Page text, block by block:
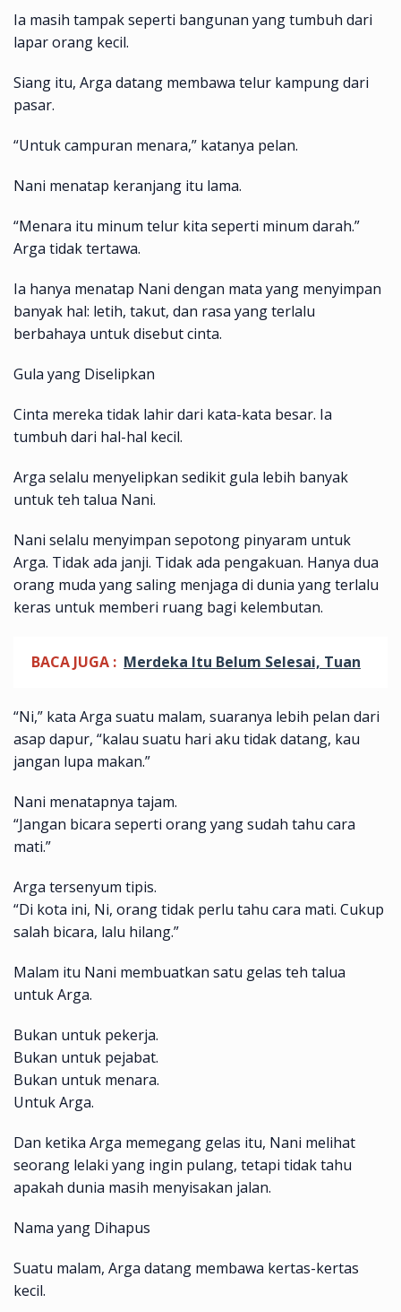
Ia masih tampak seperti bangunan yang tumbuh dari
lapar orang kecil.
Siang itu, Arga datang membawa telur kampung dari
pasar.
“Untuk campuran menara,” katanya pelan.
Nani menatap keranjang itu lama.
“Menara itu minum telur kita seperti minum darah.”
Arga tidak tertawa.
Ia hanya menatap Nani dengan mata yang menyimpan
banyak hal: letih, takut, dan rasa yang terlalu
berbahaya untuk disebut cinta.
Gula yang Diselipkan
Cinta mereka tidak lahir dari kata-kata besar. Ia
tumbuh dari hal-hal kecil.
Arga selalu menyelipkan sedikit gula lebih banyak
untuk teh talua Nani.
Nani selalu menyimpan sepotong pinyaram untuk
Arga. Tidak ada janji. Tidak ada pengakuan. Hanya dua
orang muda yang saling menjaga di dunia yang terlalu
keras untuk memberi ruang bagi kelembutan.
BACA JUGA : Merdeka Itu Belum Selesai, Tuan
“Ni,” kata Arga suatu malam, suaranya lebih pelan dari
asap dapur, “kalau suatu hari aku tidak datang, kau
jangan lupa makan.”
Nani menatapnya tajam.
“Jangan bicara seperti orang yang sudah tahu cara
mati.”
Arga tersenyum tipis.
“Di kota ini, Ni, orang tidak perlu tahu cara mati. Cukup
salah bicara, lalu hilang.”
Malam itu Nani membuatkan satu gelas teh talua
untuk Arga.
Bukan untuk pekerja.
Bukan untuk pejabat.
Bukan untuk menara.
Untuk Arga.
Dan ketika Arga memegang gelas itu, Nani melihat
seorang lelaki yang ingin pulang, tetapi tidak tahu
apakah dunia masih menyisakan jalan.
Nama yang Dihapus
Suatu malam, Arga datang membawa kertas-kertas
kecil.